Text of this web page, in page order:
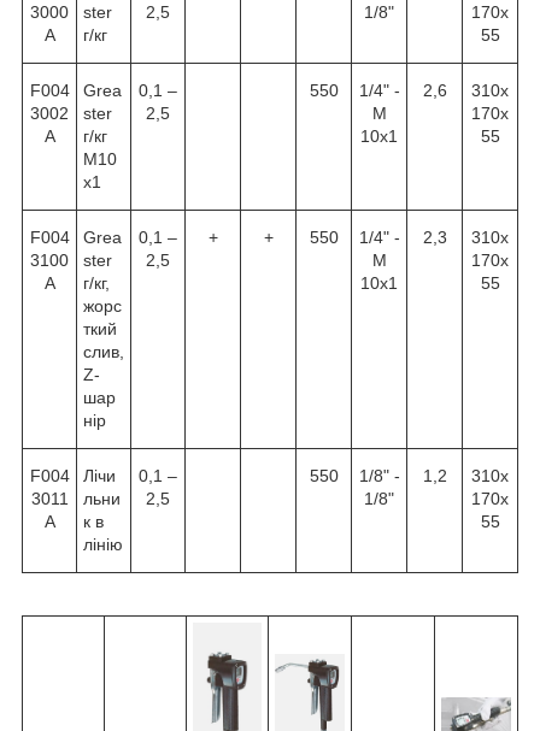
3000
A
ster
г/кг
2,5
1/8"
170х
55
F004
3002
A
Grea
ster
г/кг
M10
x1
0,1 –
2,5
550
1/4" -
M
10x1
2,6
310х
170х
55
F004
3100
A
Grea
ster
г/кг,
жорс
ткий
слив,
Z-
шар
нір
0,1 –
2,5
+ + 550
1/4" -
M
10x1
2,3
310х
170х
55
F004
3011
A
Лічи
льни
к в
лінію
0,1 –
2,5
550
1/8" -
1/8"
1,2
310х
170х
55